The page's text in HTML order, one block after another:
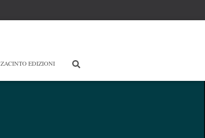
ZACINTO EDIZIONI